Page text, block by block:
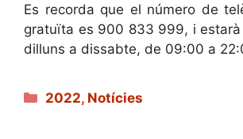
Es recorda que el número de
gratuïta es 900 833 999, i
dilluns a dissabte, de 09:00 a
Categories
2022, Notícies